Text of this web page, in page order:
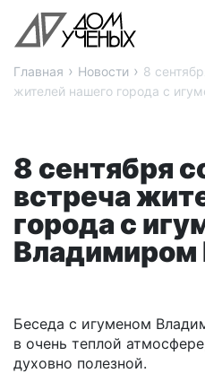
Главная › Новости › 8
жителей нашего города с
8 сентября
встреча
города с
Беседа с игуменом
в очень теплой
духовно полезной.